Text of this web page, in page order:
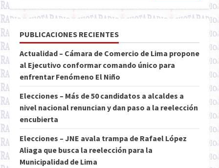
PUBLICACIONES RECIENTES
Actualidad – Cámara de Comercio de Lima propone
al Ejecutivo conformar comando único para
enfrentar Fenómeno El Niño
Elecciones – Más de 50 candidatos a alcaldes a
nivel nacional renuncian y dan paso a la reelección
encubierta
Elecciones – JNE avala trampa de Rafael López
Aliaga que busca la reelección para la
Municipalidad de Lima